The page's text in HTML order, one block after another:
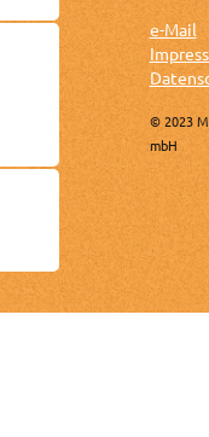
e-Mail
© 2023
mbH